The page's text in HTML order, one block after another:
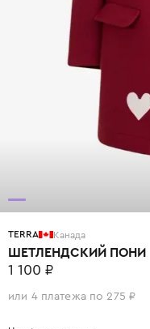
TERRA Канада
ШЕТЛЕНДСКИЙ ПОНИ
1 100 ₽
или 4 платежа по 275 ₽